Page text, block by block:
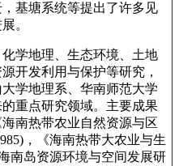
基塘系统等提出了许多见
。
学地理、生态环境、土地
开发利用与保护等研究，
学地理系、华南师范大学
重点研究领域。主要成果
南热带农业自然资源与区
，《海南热带大农业与生
南岛资源环境与空间发展研